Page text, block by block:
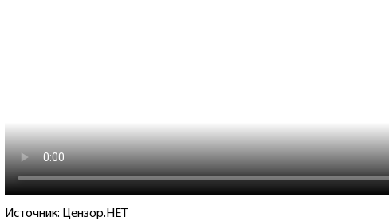
Источник: Цензор.НЕТ